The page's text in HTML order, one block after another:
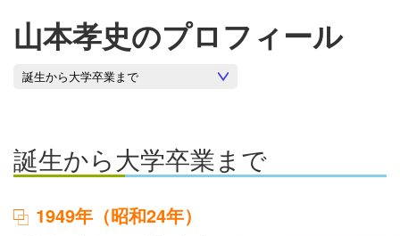
山本孝史のプロフィール
誕生から大学卒業まで
1949年（昭和24年）